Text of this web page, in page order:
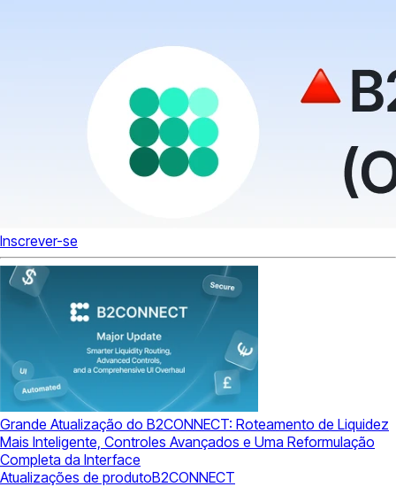
Inscrever-se
Grande Atualização do B2CONNECT: Roteamento de Liquidez
Mais Inteligente, Controles Avançados e Uma Reformulação
Completa da Interface
Atualizações de produtoB2CONNECT